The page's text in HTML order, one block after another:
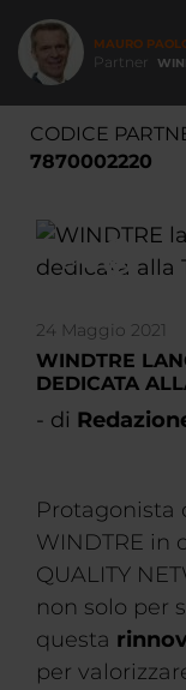
contenuto
principale
MAURO
Partner
CODICE
7870002220
24 Maggio 2021
WINDTRE
DEDICATA
- di
Protagonista
WINDTRE in
QUALITY
non solo per
questa
per